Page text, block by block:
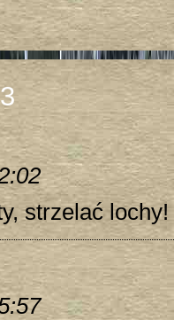
strzelać lochy!